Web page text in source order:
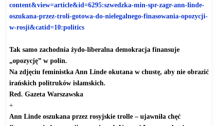
content&view=article&id=6295:szwedzka-min-spr-zagr-ann-linde-
oszukana-przez-troli-gotowa-do-nielegalnego-finasowania-opozycji-
w-rosji&catid=10:politics
Tak samo zachodnia żydo-liberalna demokracja finansuje
„opozycję” w polin.
Na zdjęciu feministka Ann Linde okutana w chustę, aby nie obrazić
irańskich politruków islamskich.
Red. Gazeta Warszawska
+
Ann Linde oszukana przez rosyjskie trolle – ujawniła chęć